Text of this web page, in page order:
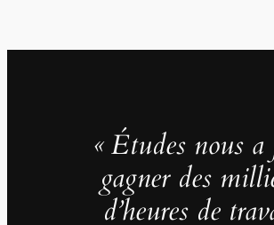
« Études nous
gagner des
d’heures de